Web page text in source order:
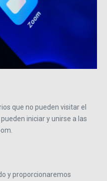
que no pueden visitar el
iniciar y unirse a las
y proporcionaremos